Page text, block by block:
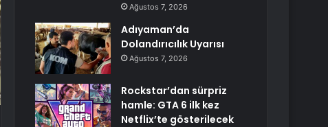
Ağustos 7, 2026
Adıyaman’da
Dolandırıcılık Uyarısı
Ağustos 7, 2026
Rockstar’dan sürpriz
hamle: GTA 6 ilk kez
Netflix’te gösterilecek